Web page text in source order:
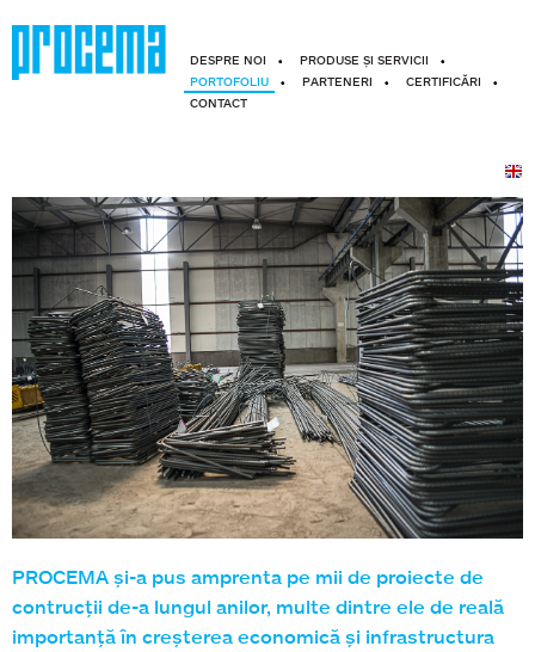
DESPRE NOI
PRODUSE ȘI SERVICII
PORTOFOLIU
PARTENERI
CERTIFICĂRI
CONTACT
PROCEMA și-a pus amprenta pe mii de proiecte de
contrucții de-a lungul anilor, multe dintre ele de reală
importanță în creșterea economică și infrastructura